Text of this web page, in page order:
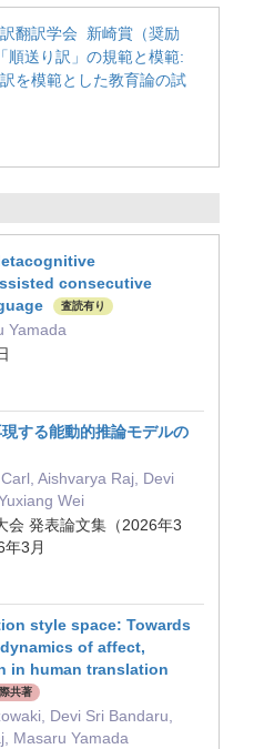
翻訳学会 新崎賞（奨励
順送り訳」の規範と模範:
を模範とした教育論の試
consecutive
査読有り
Yamada
する能動的推論モデルの
Aishvarya Raj, Devi
Wei
会 発表論文集（2026年3
3月
style space: Towards
of affect,
in human translation
共著
Devi Sri Bandaru,
Masaru Yamada